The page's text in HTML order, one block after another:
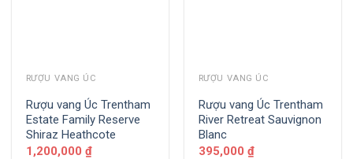
RƯỢU VANG ÚC
Rượu vang Úc Trentham
Estate Family Reserve
Shiraz Heathcote
1,200,000 ₫
RƯỢU VANG ÚC
Rượu vang Úc Trentham
River Retreat Sauvignon
Blanc
395,000 ₫